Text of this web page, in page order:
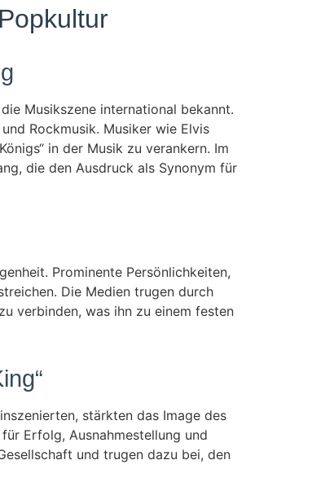
Musikszene international bekannt.
Rockmusik. Musiker wie Elvis
in der Musik zu verankern. Im
die den Ausdruck als Synonym für
Prominente Persönlichkeiten,
Die Medien trugen durch
verbinden, was ihn zu einem festen
stärkten das Image des
Erfolg, Ausnahmestellung und
und trugen dazu bei, den